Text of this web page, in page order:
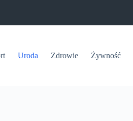
Uroda Zdrowie Żywność